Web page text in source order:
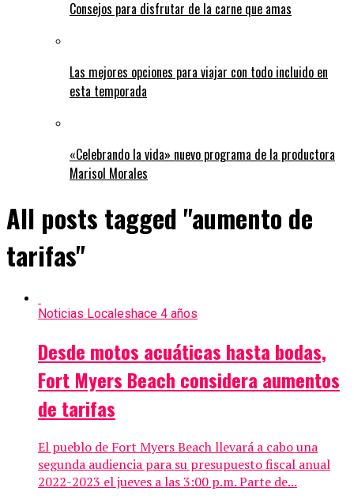
Consejos para disfrutar de la carne que amas
Las mejores opciones para viajar con todo incluido en
esta temporada
«Celebrando la vida» nuevo programa de la productora
Marisol Morales
All posts tagged "aumento de
tarifas"
Noticias Localeshace 4 años
Desde motos acuáticas hasta bodas,
Fort Myers Beach considera aumentos
de tarifas
El pueblo de Fort Myers Beach llevará a cabo una
segunda audiencia para su presupuesto fiscal anual
2022-2023 el jueves a las 3:00 p.m. Parte de...